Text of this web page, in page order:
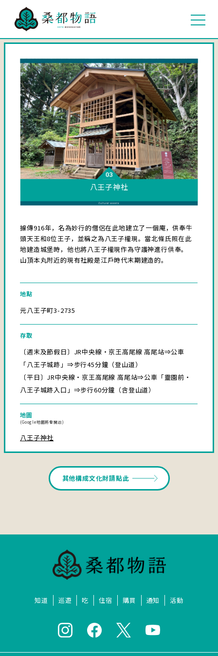
八王子神社
據傳916年，名為妙行的僧侶在此地建立了一個庵，供奉牛
頭天王和8位王子，並稱之為八王子權現。當北條氏照在此
地建造城堡時，他也將八王子權現作為守護神進行供奉。
山頂本丸附近的現有社殿是江戶時代末期建造的。
地點
元八王子町3-2735
存取
〔週末及節假日〕JR中央線・京王高尾線 高尾站⇒公車
「八王子城跡」⇒步行45分鐘（登山道）
〔平日〕JR中央線・京王高尾線 高尾站⇒公車「靈園前・
八王子城跡入口」⇒步行60分鐘（含登山道）
地圖
(Google地圖將會開啟)
八王子神社
其他構成文化財請點此
知道 巡遊 吃 住宿 購買 通知 活動